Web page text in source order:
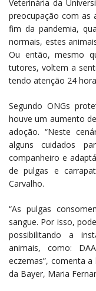
Veterinária da
preocupação com as
fim da pandemia,
normais, estes
Ou então, mesmo
tutores, voltem a
tendo atenção 24
Segundo ONGs
houve um aumento
adoção. “Neste
alguns cuidados
companheiro e
de pulgas e
Carvalho.
“As pulgas
sangue. Por isso,
possibilitando a
animais, como:
eczemas”, comenta
da Bayer, Maria